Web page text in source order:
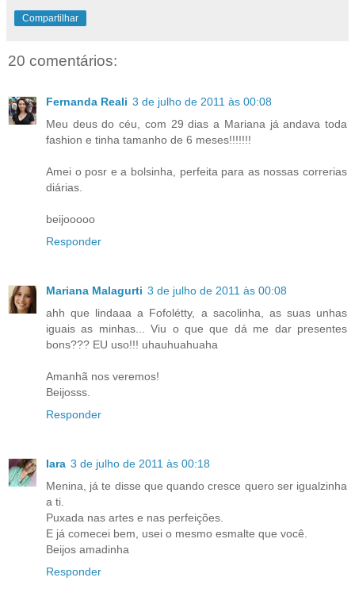
Compartilhar
20 comentários:
Fernanda Reali 3 de julho de 2011 às 00:08
Meu deus do céu, com 29 dias a Mariana já andava toda
fashion e tinha tamanho de 6 meses!!!!!!!
Amei o posr e a bolsinha, perfeita para as nossas correrias
diárias.
beijooooo
Responder
Mariana Malagurti 3 de julho de 2011 às 00:08
ahh que lindaaa a Fofolétty, a sacolinha, as suas unhas
iguais as minhas... Viu o que que dá me dar presentes
bons??? EU uso!!! uhauhuahuaha
Amanhã nos veremos!
Beijosss.
Responder
Iara 3 de julho de 2011 às 00:18
Menina, já te disse que quando cresce quero ser igualzinha
a ti.
Puxada nas artes e nas perfeições.
E já comecei bem, usei o mesmo esmalte que você.
Beijos amadinha
Responder